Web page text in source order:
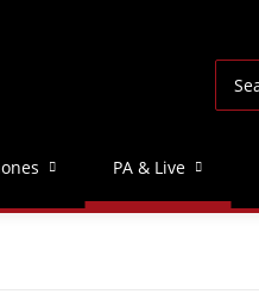
PA & Live